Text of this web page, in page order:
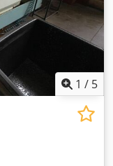
1 / 5